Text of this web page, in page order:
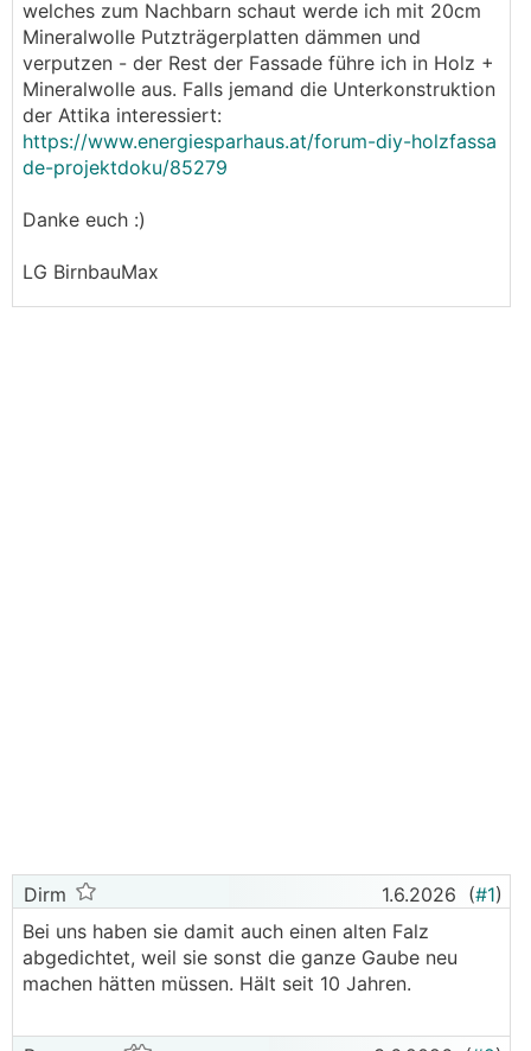
welches zum Nachbarn schaut werde ich mit 20cm
Mineralwolle Putzträgerplatten dämmen und
verputzen - der Rest der Fassade führe ich in Holz +
Mineralwolle aus. Falls jemand die Unterkonstruktion
der Attika interessiert:
https://www.energiesparhaus.at/forum-diy-holzfassa
de-projektdoku/85279
Danke euch :)
LG BirnbauMax
Dirm 1.6.2026 (#1)
Bei uns haben sie damit auch einen alten Falz
abgedichtet, weil sie sonst die ganze Gaube neu
machen hätten müssen. Hält seit 10 Jahren.